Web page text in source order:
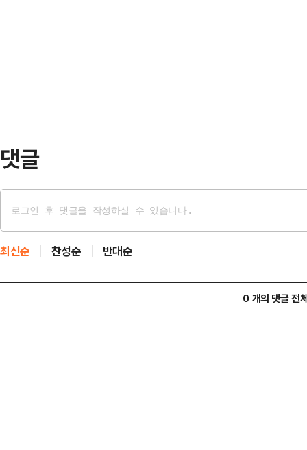
댓글
최신순 찬성순 반대순
0 개의 댓글 전